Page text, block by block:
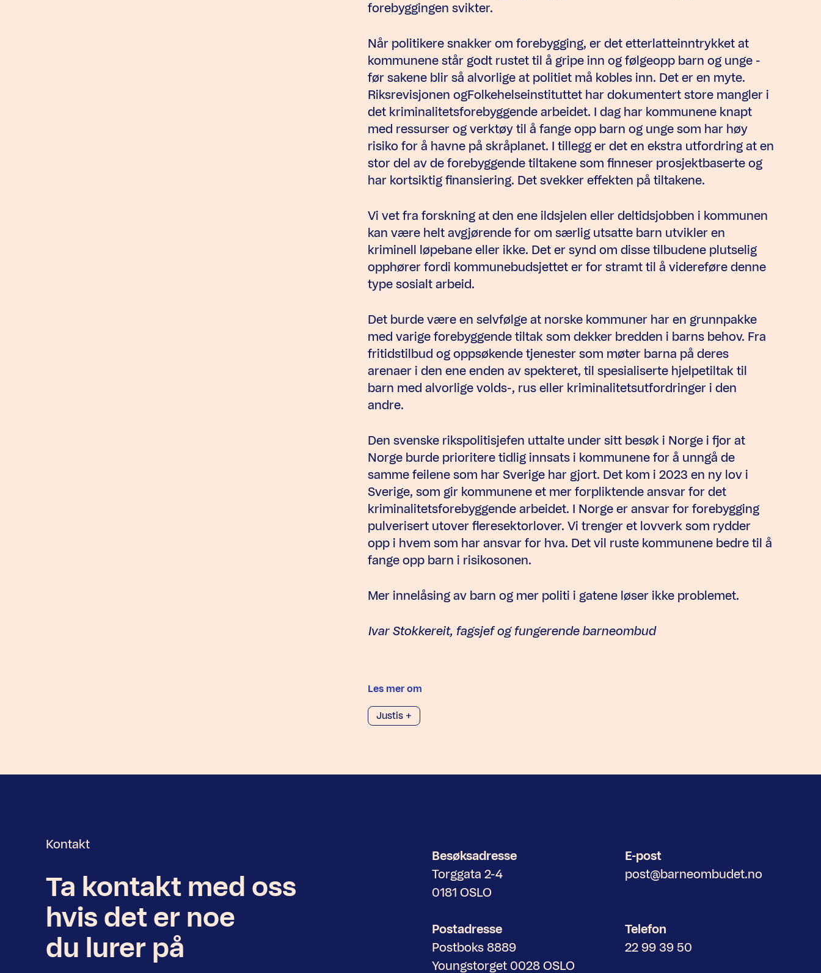
forebyggingen svikter.
Når politikere snakker om forebygging, er det etterlatteinntrykket at
kommunene står godt rustet til å gripe inn og følgeopp barn og unge -
før sakene blir så alvorlige at politiet må kobles inn. Det er en myte.
Riksrevisjonen ogFolkehelseinstituttet har dokumentert store mangler i
det kriminalitetsforebyggende arbeidet. I dag har kommunene knapt
med ressurser og verktøy til å fange opp barn og unge som har høy
risiko for å havne på skråplanet. I tillegg er det en ekstra utfordring at en
stor del av de forebyggende tiltakene som finneser prosjektbaserte og
har kortsiktig finansiering. Det svekker effekten på tiltakene.
Vi vet fra forskning at den ene ildsjelen eller deltidsjobben i kommunen
kan være helt avgjørende for om særlig utsatte barn utvikler en
kriminell løpebane eller ikke. Det er synd om disse tilbudene plutselig
opphører fordi kommunebudsjettet er for stramt til å videreføre denne
type sosialt arbeid.
Det burde være en selvfølge at norske kommuner har en grunnpakke
med varige forebyggende tiltak som dekker bredden i barns behov. Fra
fritidstilbud og oppsøkende tjenester som møter barna på deres
arenaer i den ene enden av spekteret, til spesialiserte hjelpetiltak til
barn med alvorlige volds-, rus eller kriminalitetsutfordringer i den
andre.
Den svenske rikspolitisjefen uttalte under sitt besøk i Norge i fjor at
Norge burde prioritere tidlig innsats i kommunene for å unngå de
samme feilene som har Sverige har gjort. Det kom i 2023 en ny lov i
Sverige, som gir kommunene et mer forpliktende ansvar for det
kriminalitetsforebyggende arbeidet. I Norge er ansvar for forebygging
pulverisert utover fleresektorlover. Vi trenger et lovverk som rydder
opp i hvem som har ansvar for hva. Det vil ruste kommunene bedre til å
fange opp barn i risikosonen.
Mer innelåsing av barn og mer politi i gatene løser ikke problemet.
Ivar Stokkereit, fagsjef og fungerende barneombud
Les mer om
Justis +
Kontakt
Nyhetsbrev
Ta kontakt med oss
hvis det er noe
du lurer på
Besøksadresse
Torggata 2-4
0181 OSLO
Postadresse
Postboks 8889
Youngstorget 0028 OSLO
E-post
post@barneombudet.no
Telefon
22 99 39 50